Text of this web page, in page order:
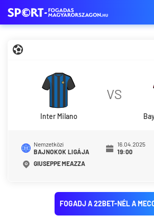
Inter Milano
VS
Nemzetközi
BAJNOKOK LIGÁJA
16.04.2025
19:00
GIUSEPPE MEAZZA
FOGADJ A 22BET-NÉL A